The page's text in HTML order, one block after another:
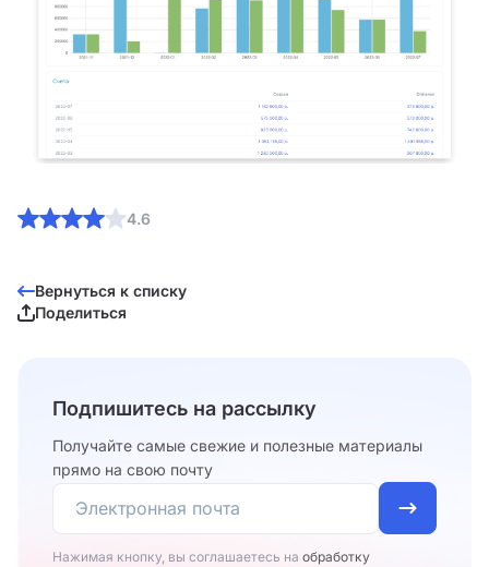
4.6
Вернуться к списку
Поделиться
Подпишитесь на рассылку
Получайте самые свежие и полезные материалы
прямо на свою почту
Нажимая кнопку, вы соглашаетесь на обработку